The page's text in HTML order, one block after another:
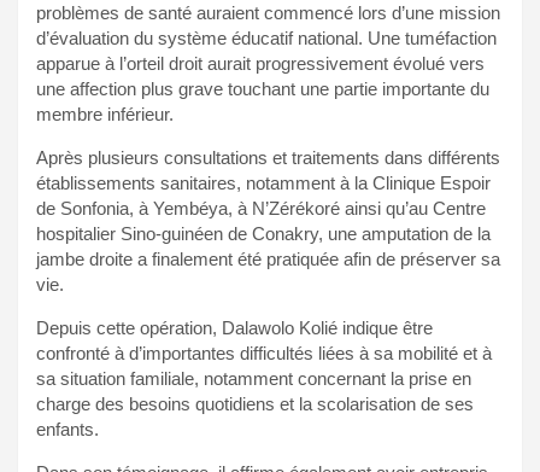
problèmes de santé auraient commencé lors d’une mission
d’évaluation du système éducatif national. Une tuméfaction
apparue à l’orteil droit aurait progressivement évolué vers
une affection plus grave touchant une partie importante du
membre inférieur.
Après plusieurs consultations et traitements dans différents
établissements sanitaires, notamment à la Clinique Espoir
de Sonfonia, à Yembéya, à N’Zérékoré ainsi qu’au Centre
hospitalier Sino-guinéen de Conakry, une amputation de la
jambe droite a finalement été pratiquée afin de préserver sa
vie.
Depuis cette opération, Dalawolo Kolié indique être
confronté à d’importantes difficultés liées à sa mobilité et à
sa situation familiale, notamment concernant la prise en
charge des besoins quotidiens et la scolarisation de ses
enfants.